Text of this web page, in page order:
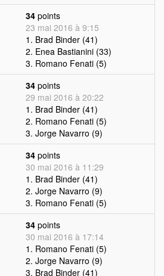
34 points
23 mai 2016 à 9:15
1. Brad Binder (41)
2. Enea Bastianini (33)
3. Romano Fenati (5)
34 points
29 mai 2016 à 20:22
1. Brad Binder (41)
2. Romano Fenati (5)
3. Jorge Navarro (9)
34 points
30 mai 2016 à 11:29
1. Brad Binder (41)
2. Jorge Navarro (9)
3. Romano Fenati (5)
34 points
30 mai 2016 à 17:14
1. Romano Fenati (5)
2. Jorge Navarro (9)
3. Brad Binder (41)